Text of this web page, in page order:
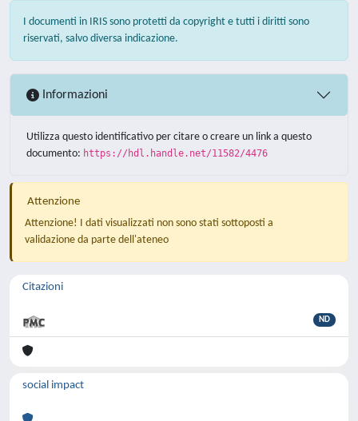
I documenti in IRIS sono protetti da copyright e tutti i diritti sono
riservati, salvo diversa indicazione.
Informazioni
Utilizza questo identificativo per citare o creare un link a questo
documento: https://hdl.handle.net/11582/4476
Attenzione
Attenzione! I dati visualizzati non sono stati sottoposti a
validazione da parte dell'ateneo
Citazioni
ND
social impact